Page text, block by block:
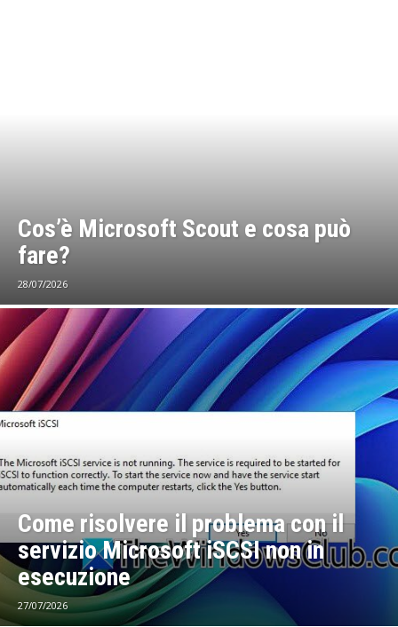
Cos’è Microsoft Scout e cosa può
fare?
28/07/2026
Come risolvere il problema con il
servizio Microsoft iSCSI non in
esecuzione
27/07/2026